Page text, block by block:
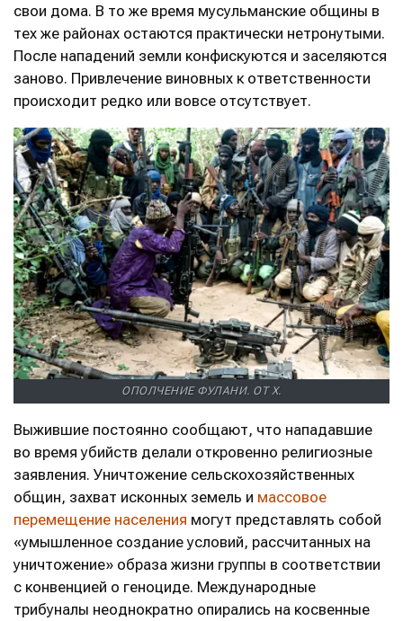
свои дома. В то же время мусульманские общины в
тех же районах остаются практически нетронутыми.
После нападений земли конфискуются и заселяются
заново. Привлечение виновных к ответственности
происходит редко или вовсе отсутствует.
ОПОЛЧЕНИЕ ФУЛАНИ. ОТ X.
Выжившие постоянно сообщают, что нападавшие
во время убийств делали откровенно религиозные
заявления. Уничтожение сельскохозяйственных
общин, захват исконных земель и массовое
перемещение населения могут представлять собой
«умышленное создание условий, рассчитанных на
уничтожение» образа жизни группы в соответствии
с конвенцией о геноциде. Международные
трибуналы неоднократно опирались на косвенные